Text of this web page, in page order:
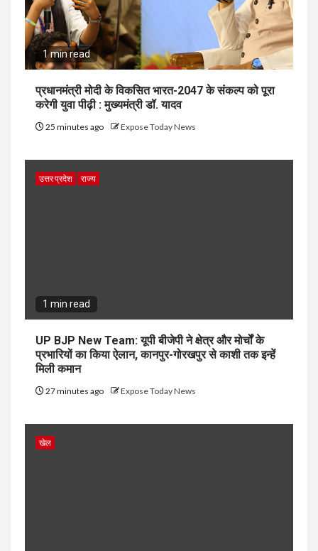
1 min read
प्रधानमंत्री मोदी के विकसित भारत-2047 के संकल्प को पूरा
करेगी युवा पीढ़ी : मुख्यमंत्री डॉ. यादव
25 minutes ago Expose Today News
उत्तर प्रदेश राज्य
1 min read
UP BJP New Team: यूपी बीजेपी ने क्षेत्र और मोर्चों के
प्रभारियों का किया ऐलान, कानपुर-गोरखपुर से काशी तक इन्हें
मिली कमान
27 minutes ago Expose Today News
खेल